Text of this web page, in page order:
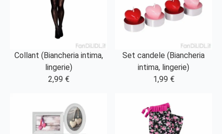
Collant (Biancheria intima,
lingerie)
2,99 €
Set candele (Biancheria
intima, lingerie)
1,99 €